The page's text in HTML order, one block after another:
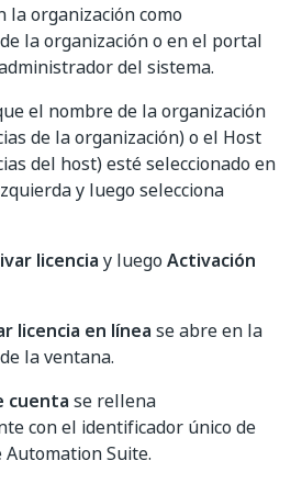
la organización como
la organización o en el portal
del sistema.
el nombre de la organización
de la organización) o el Host
del host) esté seleccionado en
y luego selecciona
licencia y luego Activación
licencia en línea se abre en la
la ventana.
cuenta se rellena
con el identificador único de
Suite.